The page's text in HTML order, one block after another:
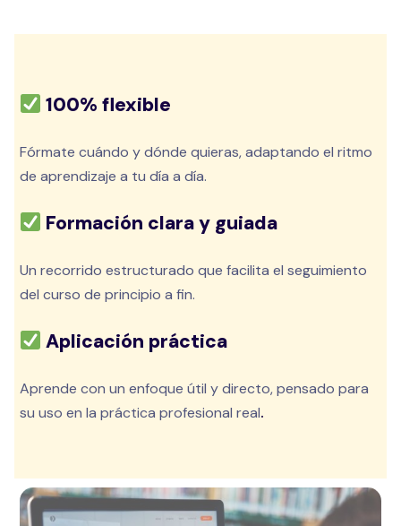
100% flexible
Fórmate cuándo y dónde quieras, adaptando el ritmo
de aprendizaje a tu día a día.
Formación clara y guiada
Un recorrido estructurado que facilita el seguimiento
del curso de principio a fin.
Aplicación práctica
Aprende con un enfoque útil y directo, pensado para
su uso en la práctica profesional real.